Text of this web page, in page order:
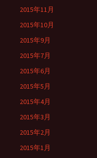
2015年11月
2015年10月
2015年9月
2015年7月
2015年6月
2015年5月
2015年4月
2015年3月
2015年2月
2015年1月